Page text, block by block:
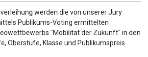
werden die von unserer Jury
Publikums-Voting ermittelten
"Mobilität der Zukunft" in den
Oberstufe, Klasse und Publikumspreis